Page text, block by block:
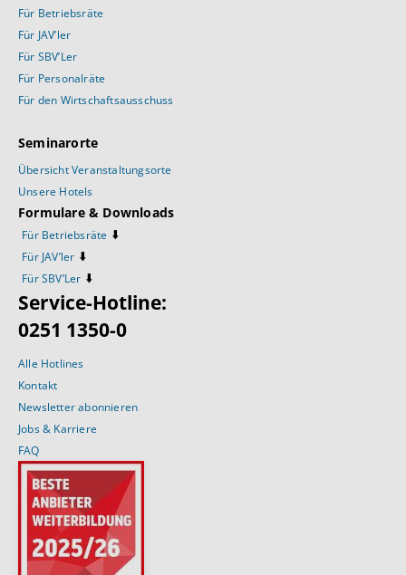
Für Betriebsräte
Für JAV’ler
Für SBV’Ler
Für Personalräte
Für den Wirtschaftsausschuss
Seminarorte
Übersicht Veranstaltungsorte
Unsere Hotels
Formulare & Downloads
Für Betriebsräte ⬇️
Für JAV’ler ⬇️
Für SBV’Ler ⬇️
Service-Hotline:
0251 1350-0
Alle Hotlines
Kontakt
Newsletter abonnieren
Jobs & Karriere
FAQ